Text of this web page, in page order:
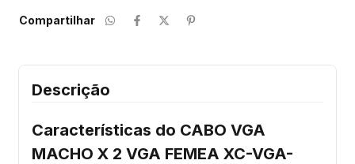
Compartilhar
Descrição
Características do CABO VGA
MACHO X 2 VGA FEMEA XC-VGA-